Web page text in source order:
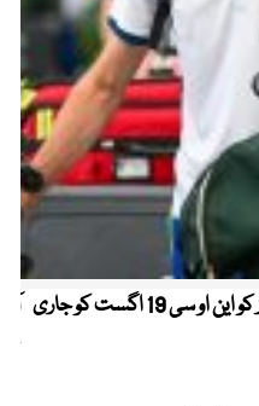
کیریبین پریمیئر لیگ ، قومی کرکٹرز کو این او سی 19 اگست کو جاری